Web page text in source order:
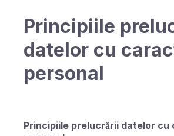
Principiile
datelor cu
personal
Principiile prelucrării datelor cu